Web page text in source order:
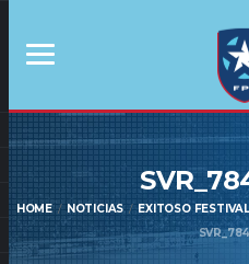
HOME NOTICIAS
EXITOSO